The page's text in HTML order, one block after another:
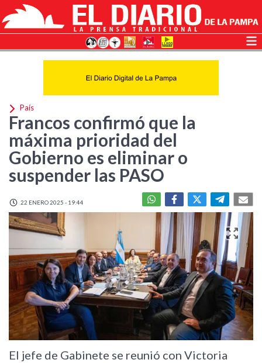
País
Francos confirmó que la
máxima prioridad del
Gobierno es eliminar o
suspender las PASO
22 ENERO 2025 - 19:44
El jefe de Gabinete se reunió con Victoria